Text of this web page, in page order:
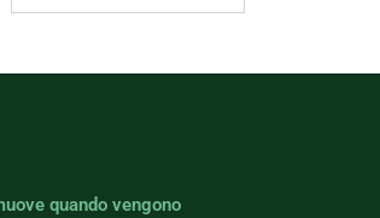
quando vengono